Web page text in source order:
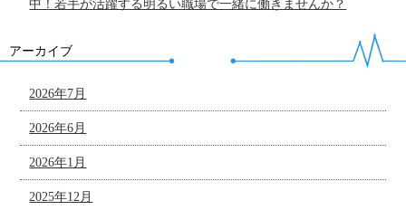
中！若手が活躍する明るい職場で一緒に働きませんか？
アーカイブ
2026年7月
2026年6月
2026年1月
2025年12月